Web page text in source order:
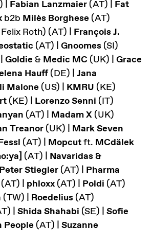
| Fabian Lanzmaier (AT) | Fat
b2b Milès Borghese (AT)
Roth) (AT) | François J.
(AT) | Gnoomes (SI)
Goldie & Medic MC (UK) | Grace
Hauff(DE) | Jana
Malone (US) | KMRU (KE)
(KE) | Lorenzo Senni (IT)
(AT) | Madam X (UK)
Treanor (UK) | Mark Seven
(AT) | Mopcutft. MCdälek
(AT) | Navaridas &
Peter Stiegler (AT) | Pharma
(AT) | phloxx (AT) | Poldi (AT)
(TW) | Roedelius (AT)
| Shida Shahabi (SE) | Sofie
People (AT) | Suzanne